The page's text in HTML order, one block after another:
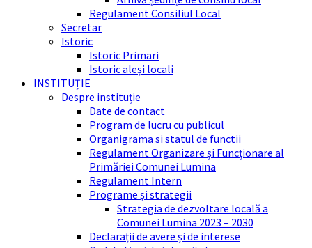
Regulament Consiliul Local
Secretar
Istoric
Istoric Primari
Istoric aleși locali
INSTITUȚIE
Despre instituție
Date de contact
Program de lucru cu publicul
Organigrama si statul de functii
Regulament Organizare și Funcționare al
Primăriei Comunei Lumina
Regulament Intern
Programe și strategii
Strategia de dezvoltare locală a
Comunei Lumina 2023 – 2030
Declarații de avere și de interese